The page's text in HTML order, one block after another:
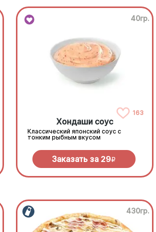
40гр.
163
Хондаши соус
Классический японский соус с
тонким рыбным вкусом
Заказать за 29R
430гр.